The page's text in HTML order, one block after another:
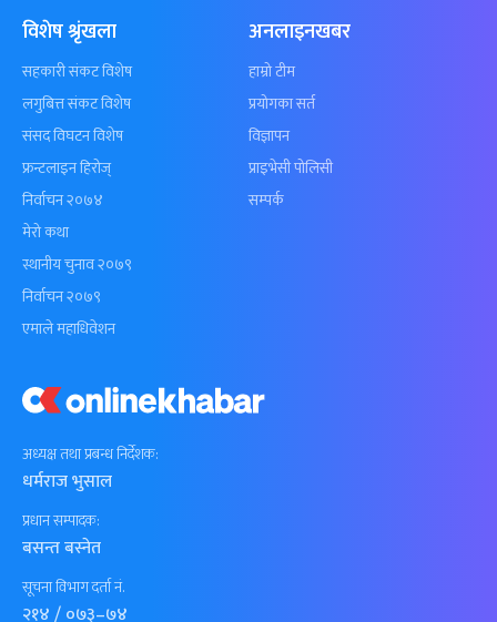
अध्यक्ष तथा प्रबन्ध निर्देशक:
धर्मराज भुसाल
प्रधान सम्पादक:
बसन्त बस्नेत
सूचना विभाग दर्ता नं.
२१४ / ०७३–७४
विशेष श्रृंखला
सहकारी संकट विशेष
लगुबित्त संकट विशेष
संसद विघटन विशेष
फ्रन्टलाइन हिरोज्
निर्वाचन २०७४
मेरो कथा
स्थानीय चुनाव २०७९
निर्वाचन २०७९
एमाले महाधिवेशन
अनलाइनखबर
हाम्रो टीम
प्रयोगका सर्त
विज्ञापन
प्राइभेसी पोलिसी
सम्पर्क